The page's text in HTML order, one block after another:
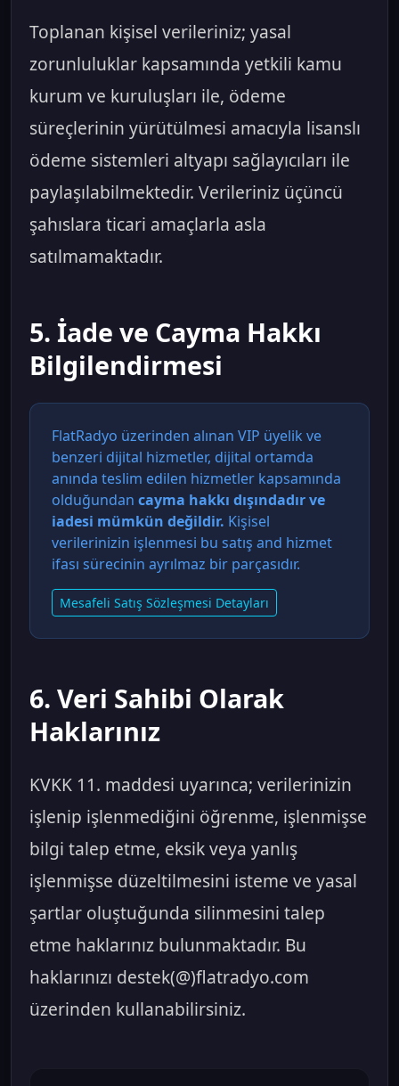
Toplanan kişisel verileriniz; yasal
zorunluluklar kapsamında yetkili kamu
kurum ve kuruluşları ile, ödeme
süreçlerinin yürütülmesi amacıyla lisanslı
ödeme sistemleri altyapı sağlayıcıları ile
paylaşılabilmektedir. Verileriniz üçüncü
şahıslara ticari amaçlarla asla
satılmamaktadır.
5. İade ve Cayma Hakkı
Bilgilendirmesi
FlatRadyo üzerinden alınan VIP üyelik ve
benzeri dijital hizmetler, dijital ortamda
anında teslim edilen hizmetler kapsamında
olduğundan cayma hakkı dışındadır ve
iadesi mümkün değildir. Kişisel
verilerinizin işlenmesi bu satış and hizmet
ifası sürecinin ayrılmaz bir parçasıdır.
Mesafeli Satış Sözleşmesi Detayları
6. Veri Sahibi Olarak
Haklarınız
KVKK 11. maddesi uyarınca; verilerinizin
işlenip işlenmediğini öğrenme, işlenmişse
bilgi talep etme, eksik veya yanlış
işlenmişse düzeltilmesini isteme ve yasal
şartlar oluştuğunda silinmesini talep
etme haklarınız bulunmaktadır. Bu
haklarınızı destek(@)flatradyo.com
üzerinden kullanabilirsiniz.